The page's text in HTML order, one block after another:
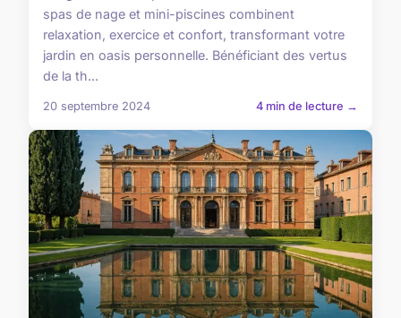
spas de nage et mini-piscines combinent
relaxation, exercice et confort, transformant votre
jardin en oasis personnelle. Bénéficiant des vertus
de la th...
20 septembre 2024 4 min de lecture →